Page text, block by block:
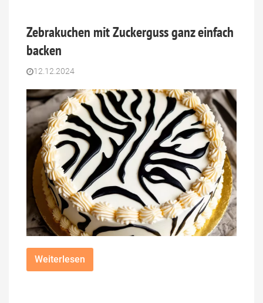
Zebrakuchen mit Zuckerguss ganz einfach
backen
12.12.2024
Weiterlesen